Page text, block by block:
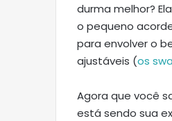
durma melhor?
o pequeno
para envolver o
ajustáveis (os
Agora que você
está sendo sua